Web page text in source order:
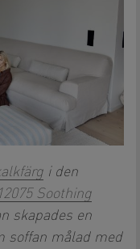
i den
Soothing
skapades en
soffan målad med